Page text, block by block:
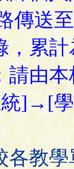
傳送
，累
請由
]→[
各教